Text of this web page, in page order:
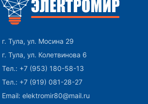
(климатическое исполнение:
«Т2») Рабочее
«Т2»)
г. Тула, ул. Мосина 29
г. Тула, ул. Колетвинова 6
Тел.: +7 (953) 180-58-13
Тел.: +7 (919) 081-28-27
Email: elektromir80@mail.ru